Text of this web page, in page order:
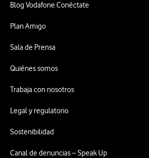
Blog Vodafone Conéctate
Plan Amigo
Sala de Prensa
Quiénes somos
Trabaja con nosotros
Legal y regulatorio
Sostenibilidad
Canal de denuncias – Speak Up